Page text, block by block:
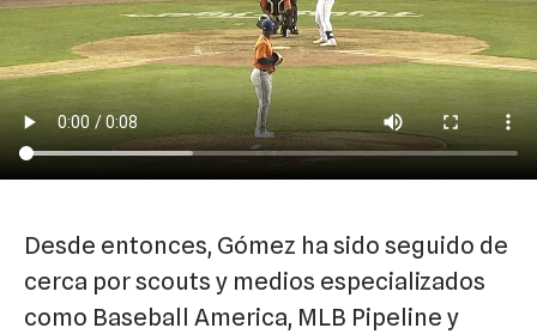
Desde entonces, Gómez ha sido seguido de
cerca por scouts y medios especializados
como Baseball America, MLB Pipeline y